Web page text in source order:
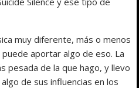
muy diferente, más o menos
aportar algo de eso. La
pesada de la que hago, y llevo
de sus influencias en los